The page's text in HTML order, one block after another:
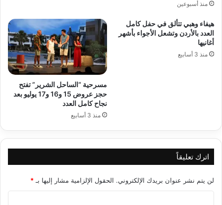
منذ أسبوعين
هيفاء وهبي تتألق في حفل كامل
العدد بالأردن وتشعل الأجواء بأشهر
أغانيها
منذ 3 أسابيع
مسرحية “الساحل الشرير” تفتح
حجز عروض 15 و16 و17 يوليو بعد
نجاح كامل العدد
منذ 3 أسابيع
اترك تعليقاً
لن يتم نشر عنوان بريدك الإلكتروني. الحقول الإلزامية مشار إليها بـ *